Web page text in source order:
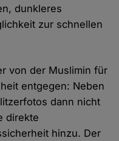
dunkleres
zur schnellen
von der Muslimin für
entgegen: Neben
dann nicht
direkte
hinzu. Der